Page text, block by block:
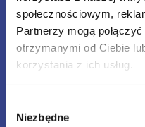
społecznościowym,
Partnerzy mogą
otrzymanymi od Ciebie
korzystania z ich usług.
zgody
Niezbędne